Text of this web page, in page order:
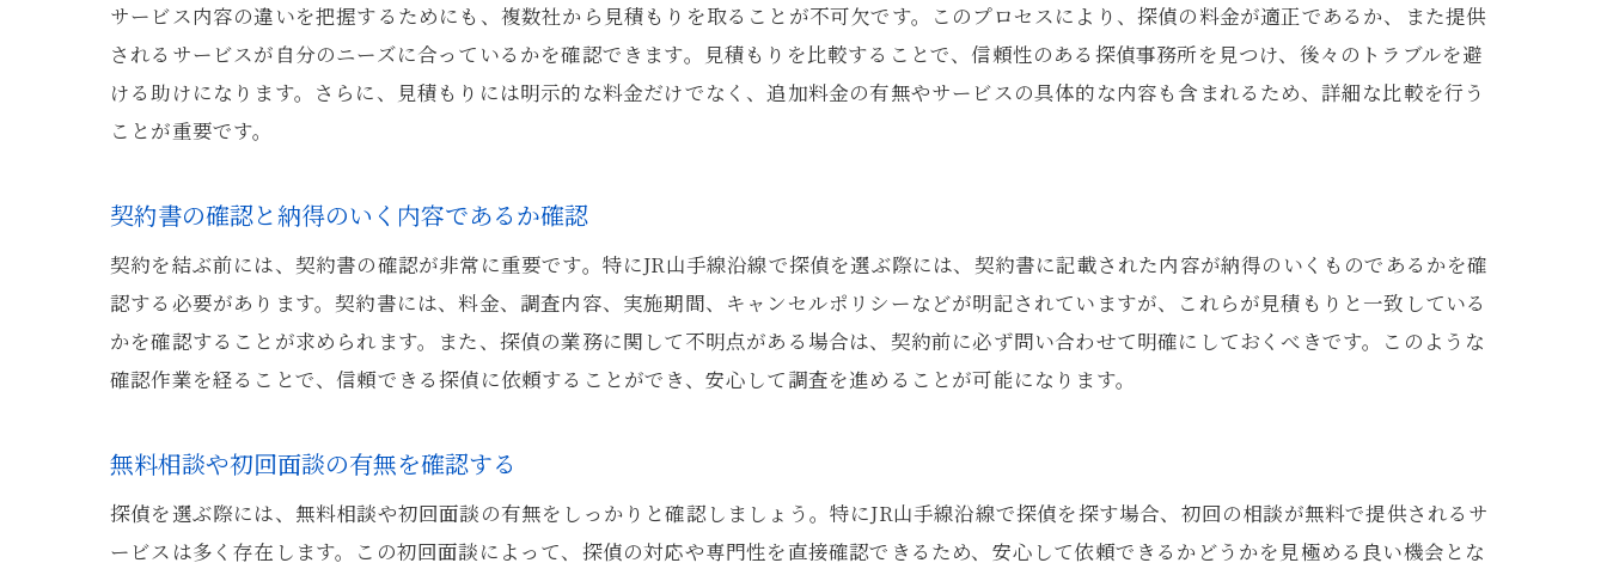
サービス内容の違いを把握するためにも、複数社から見積もりを取ることが不可欠です。このプロセスにより、探偵の料金が適正であるか、また提供
されるサービスが自分のニーズに合っているかを確認できます。見積もりを比較することで、信頼性のある探偵事務所を見つけ、後々のトラブルを避
ける助けになります。さらに、見積もりには明示的な料金だけでなく、追加料金の有無やサービスの具体的な内容も含まれるため、詳細な比較を行う
ことが重要です。
契約書の確認と納得のいく内容であるか確認
契約を結ぶ前には、契約書の確認が非常に重要です。特にJR山手線沿線で探偵を選ぶ際には、契約書に記載された内容が納得のいくものであるかを確
認する必要があります。契約書には、料金、調査内容、実施期間、キャンセルポリシーなどが明記されていますが、これらが見積もりと一致している
かを確認することが求められます。また、探偵の業務に関して不明点がある場合は、契約前に必ず問い合わせて明確にしておくべきです。このような
確認作業を経ることで、信頼できる探偵に依頼することができ、安心して調査を進めることが可能になります。
無料相談や初回面談の有無を確認する
探偵を選ぶ際には、無料相談や初回面談の有無をしっかりと確認しましょう。特にJR山手線沿線で探偵を探す場合、初回の相談が無料で提供されるサ
ービスは多く存在します。この初回面談によって、探偵の対応や専門性を直接確認できるため、安心して依頼できるかどうかを見極める良い機会とな